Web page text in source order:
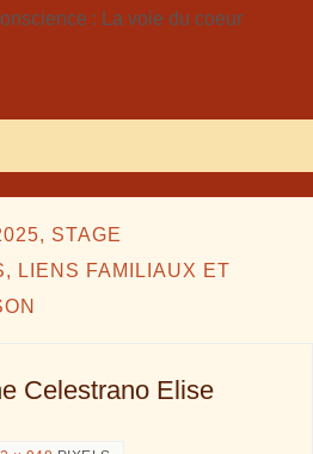
STAGE
LIENS FAMILIAUX ET
Celestrano Elise